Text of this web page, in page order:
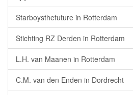
Starboysthefuture in Rotterdam
Stichting RZ Derden in Rotterdam
L.H. van Maanen in Rotterdam
C.M. van den Enden in Dordrecht